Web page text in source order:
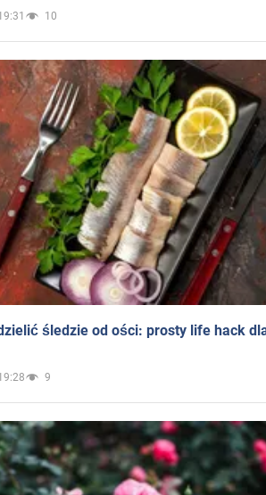
10
śledzie od ości: prosty life hack
9